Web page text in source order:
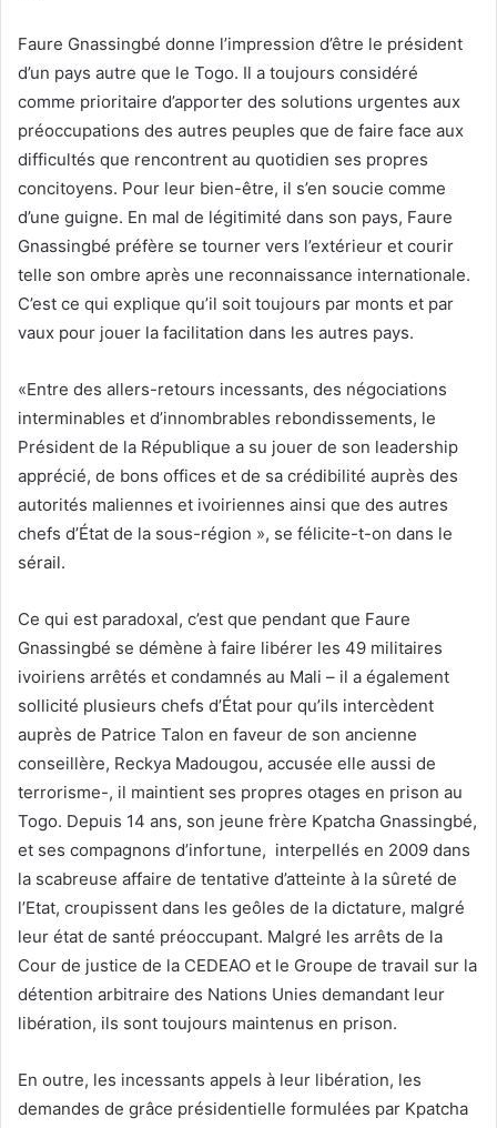
Faure Gnassingbé donne l’impression d’être le président
d’un pays autre que le Togo. Il a toujours considéré
comme prioritaire d’apporter des solutions urgentes aux
préoccupations des autres peuples que de faire face aux
difficultés que rencontrent au quotidien ses propres
concitoyens. Pour leur bien-être, il s’en soucie comme
d’une guigne. En mal de légitimité dans son pays, Faure
Gnassingbé préfère se tourner vers l’extérieur et courir
telle son ombre après une reconnaissance internationale.
C’est ce qui explique qu’il soit toujours par monts et par
vaux pour jouer la facilitation dans les autres pays.
«Entre des allers-retours incessants, des négociations
interminables et d’innombrables rebondissements, le
Président de la République a su jouer de son leadership
apprécié, de bons offices et de sa crédibilité auprès des
autorités maliennes et ivoiriennes ainsi que des autres
chefs d’État de la sous-région », se félicite-t-on dans le
sérail.
Ce qui est paradoxal, c’est que pendant que Faure
Gnassingbé se démène à faire libérer les 49 militaires
ivoiriens arrêtés et condamnés au Mali – il a également
sollicité plusieurs chefs d’État pour qu’ils intercèdent
auprès de Patrice Talon en faveur de son ancienne
conseillère, Reckya Madougou, accusée elle aussi de
terrorisme-, il maintient ses propres otages en prison au
Togo. Depuis 14 ans, son jeune frère Kpatcha Gnassingbé,
et ses compagnons d’infortune, interpellés en 2009 dans
la scabreuse affaire de tentative d’atteinte à la sûreté de
l’Etat, croupissent dans les geôles de la dictature, malgré
leur état de santé préoccupant. Malgré les arrêts de la
Cour de justice de la CEDEAO et le Groupe de travail sur la
détention arbitraire des Nations Unies demandant leur
libération, ils sont toujours maintenus en prison.
En outre, les incessants appels à leur libération, les
demandes de grâce présidentielle formulées par Kpatcha